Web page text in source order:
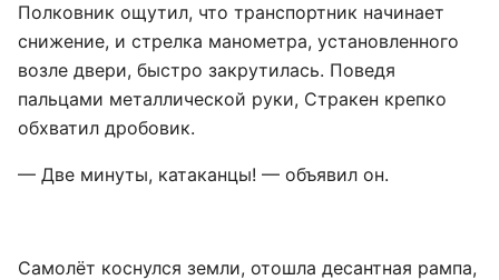
Полковник ощутил, что транспортник начинает
снижение, и стрелка манометра, установленного
возле двери, быстро закрутилась. Поведя
пальцами металлической руки, Стракен крепко
обхватил дробовик.
— Две минуты, катаканцы! — объявил он.
Самолёт коснулся земли, отошла десантная рампа,